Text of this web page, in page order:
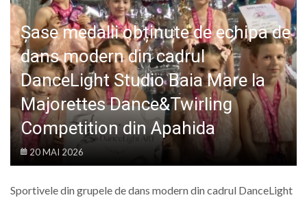
POLITIC
LIFE
Șase medalii obținute de echipa de
dans modern din cadrul
DanceLight Studio Baia Mare la
Majorettes Dance&Twirling
Competition din Apahida
20 MAI 2026
Sportivele din grupele de dans modern din cadrul DanceLight